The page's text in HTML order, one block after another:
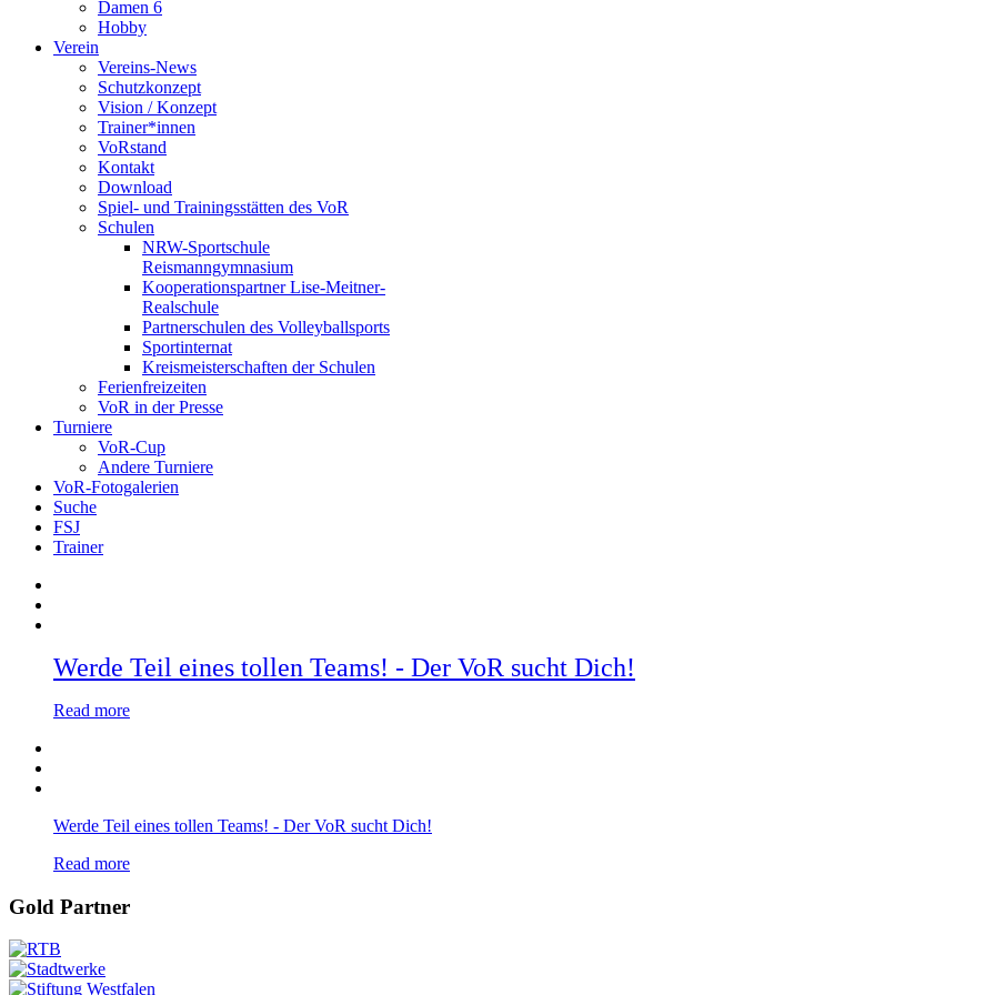
Damen 6
Hobby
Verein
Vereins-News
Schutzkonzept
Vision / Konzept
Trainer*innen
VoRstand
Kontakt
Download
Spiel- und Trainingsstätten des VoR
Schulen
NRW-Sportschule
Reismanngymnasium
Kooperationspartner Lise-Meitner-
Realschule
Partnerschulen des Volleyballsports
Sportinternat
Kreismeisterschaften der Schulen
Ferienfreizeiten
VoR in der Presse
Turniere
VoR-Cup
Andere Turniere
VoR-Fotogalerien
Suche
FSJ
Trainer
Werde Teil eines tollen Teams! - Der VoR sucht Dich!
Read more
Werde Teil eines tollen Teams! - Der VoR sucht Dich!
Read more
Gold Partner